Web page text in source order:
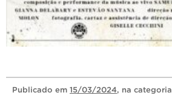
Publicado em 15/03/2024, na categoria